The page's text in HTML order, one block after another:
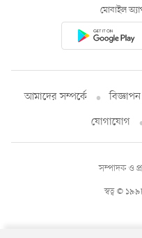
মোবাইল
আমাদের সম্পর্কে বিজ্ঞাপন
যোগাযোগ
স্বত্ব ©
সম্পাদক ও